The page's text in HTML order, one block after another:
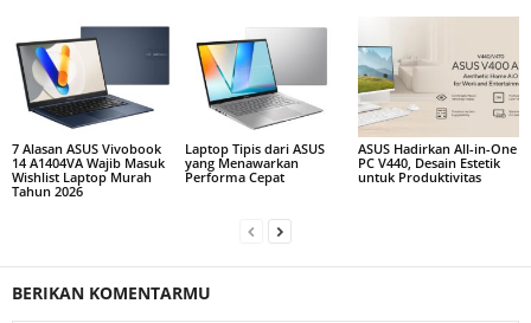
7 Alasan ASUS Vivobook
14 A1404VA Wajib Masuk
Wishlist Laptop Murah
Tahun 2026
Laptop Tipis dari ASUS
yang Menawarkan
Performa Cepat
ASUS Hadirkan All-in-One
PC V440, Desain Estetik
untuk Produktivitas
BERIKAN KOMENTARMU